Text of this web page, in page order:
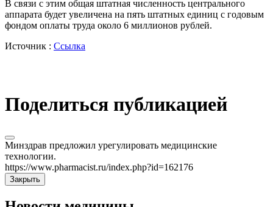
В связи с этим общая штатная численность центрального
аппарата будет увеличена на пять штатных единиц с годовым
фондом оплаты труда около 6 миллионов рублей.
Источник : Ссылка
Поделиться публикацией
Минздрав предложил урегулировать медицинские
технологии.
https://www.pharmacist.ru/index.php?id=162176
Закрыть